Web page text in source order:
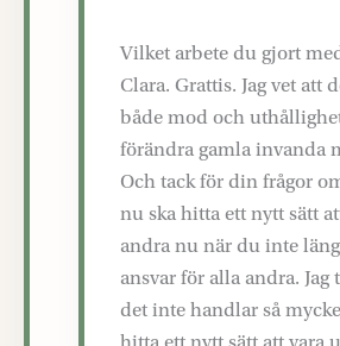
Vilket arbete du gjort
Clara. Grattis. Jag vet att
både mod och
förändra gamla invanda
Och tack för din frågor
nu ska hitta ett nytt sätt
andra nu när du inte
ansvar för alla andra. Jag
det inte handlar så